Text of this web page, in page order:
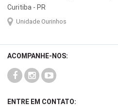
Curitiba - PR
Unidade Ourinhos
ACOMPANHE-NOS:
ENTRE EM CONTATO: